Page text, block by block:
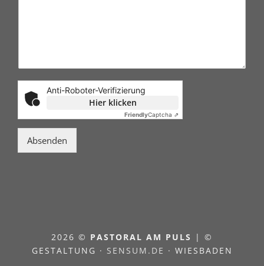
Anti-Roboter-Verifizierung
Hier klicken
FriendlyCaptcha ⇗
Absenden
2026 © PASTORAL AM PULS
| ©
GESTALTUNG · SENSUM.DE · WIESBADEN